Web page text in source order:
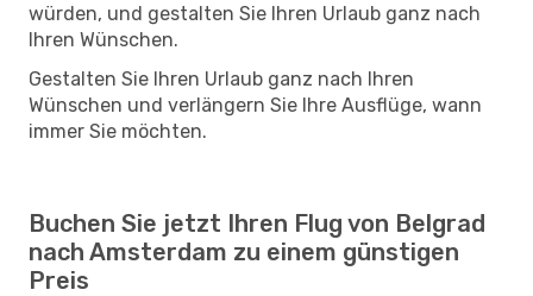
würden, und gestalten Sie Ihren Urlaub ganz nach
Ihren Wünschen.
Gestalten Sie Ihren Urlaub ganz nach Ihren
Wünschen und verlängern Sie Ihre Ausflüge, wann
immer Sie möchten.
Buchen Sie jetzt Ihren Flug von Belgrad
nach Amsterdam zu einem günstigen
Preis